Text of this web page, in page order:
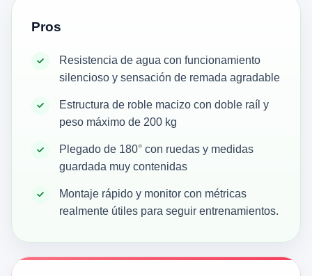
Pros
Resistencia de agua con funcionamiento
silencioso y sensación de remada agradable
Estructura de roble macizo con doble raíl y
peso máximo de 200 kg
Plegado de 180° con ruedas y medidas
guardada muy contenidas
Montaje rápido y monitor con métricas
realmente útiles para seguir entrenamientos.